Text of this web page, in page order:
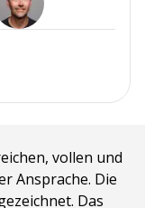
vollen und
Ansprache. Die
Das